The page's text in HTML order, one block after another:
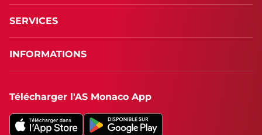
SERVICES
INFORMATIONS
Télécharger l'AS Monaco App